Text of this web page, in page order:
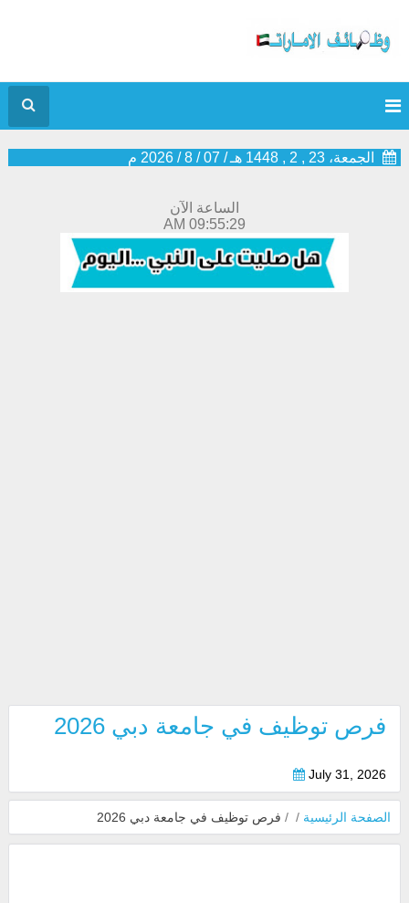
الجمعة، 23 , 2 , 1448 هـ /
07
/
8
/
2026 م
الساعة الآن
09:55:30 AM
فرص توظيف في جامعة دبي 2026
July 31, 2026
الصفحة الرئيسية /
/ فرص توظيف في جامعة دبي 2026